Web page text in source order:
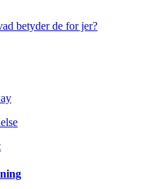
betyder de for jer?